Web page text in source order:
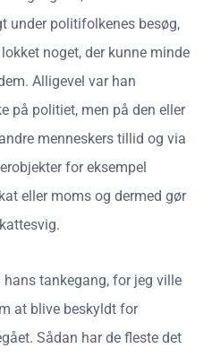
under politifolkenes besøg,
noget, der kunne minde
Alligevel var han
på politiet, men på den eller
menneskers tillid og via
for eksempel
eller moms og dermed gør
tankegang, for jeg ville
at blive beskyldt for
Sådan har de fleste det